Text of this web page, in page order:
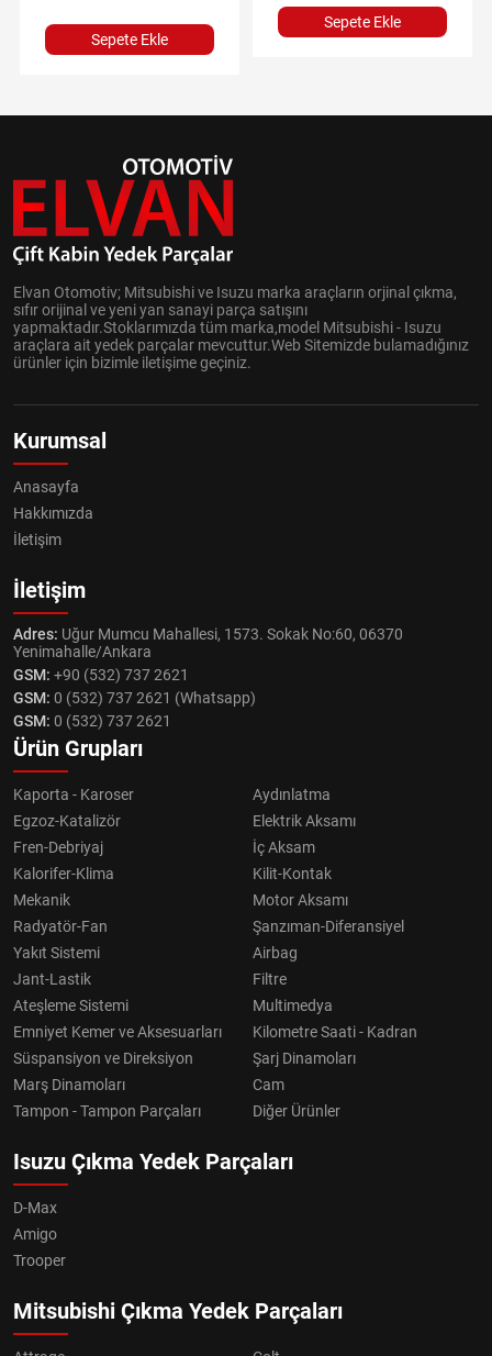
Sepete Ekle
Sepete Ekle
Elvan Otomotiv; Mitsubishi ve Isuzu marka araçların orjinal çıkma,
sıfır orijinal ve yeni yan sanayi parça satışını
yapmaktadır.Stoklarımızda tüm marka,model Mitsubishi - Isuzu
araçlara ait yedek parçalar mevcuttur.Web Sitemizde bulamadığınız
ürünler için bizimle iletişime geçiniz.
Kurumsal
Anasayfa
Hakkımızda
İletişim
İletişim
Adres: Uğur Mumcu Mahallesi, 1573. Sokak No:60, 06370
Yenimahalle/Ankara
GSM: +90 (532) 737 2621
GSM: 0 (532) 737 2621 (Whatsapp)
GSM: 0 (532) 737 2621
Ürün Grupları
Kaporta - Karoser
Aydınlatma
Egzoz-Katalizör
Elektrik Aksamı
Fren-Debriyaj
İç Aksam
Kalorifer-Klima
Kilit-Kontak
Mekanik
Motor Aksamı
Radyatör-Fan
Şanzıman-Diferansiyel
Yakıt Sistemi
Airbag
Jant-Lastik
Filtre
Ateşleme Sistemi
Multimedya
Emniyet Kemer ve Aksesuarları
Kilometre Saati - Kadran
Süspansiyon ve Direksiyon
Şarj Dinamoları
Marş Dinamoları
Cam
Tampon - Tampon Parçaları
Diğer Ürünler
Isuzu Çıkma Yedek Parçaları
D-Max
Amigo
Trooper
Mitsubishi Çıkma Yedek Parçaları